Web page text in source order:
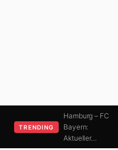
TRENDING
Hamburg – FC
Bayern:
Aktueller…